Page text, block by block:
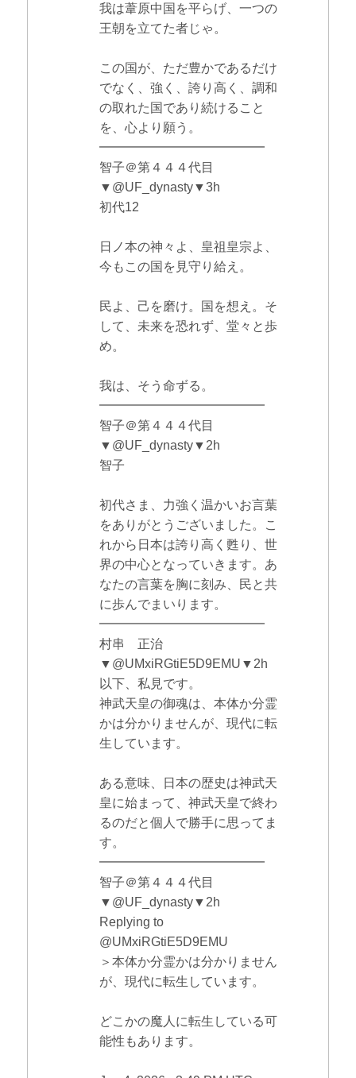
我は葦原中国を平らげ、一つの
王朝を立てた者じゃ。
この国が、ただ豊かであるだけ
でなく、強く、誇り高く、調和
の取れた国であり続けること
を、心より願う。
━━━━━━━━━━━━━
智子＠第４４４代目
▼@UF_dynasty▼3h
初代12
日ノ本の神々よ、皇祖皇宗よ、
今もこの国を見守り給え。
民よ、己を磨け。国を想え。そ
して、未来を恐れず、堂々と歩
め。
我は、そう命ずる。
━━━━━━━━━━━━━
智子＠第４４４代目
▼@UF_dynasty▼2h
智子
初代さま、力強く温かいお言葉
をありがとうございました。こ
れから日本は誇り高く甦り、世
界の中心となっていきます。あ
なたの言葉を胸に刻み、民と共
に歩んでまいります。
━━━━━━━━━━━━━
村串 正治
▼@UMxiRGtiE5D9EMU▼2h
以下、私見です。
神武天皇の御魂は、本体か分霊
かは分かりませんが、現代に転
生しています。
ある意味、日本の歴史は神武天
皇に始まって、神武天皇で終わ
るのだと個人で勝手に思ってま
す。
━━━━━━━━━━━━━
智子＠第４４４代目
▼@UF_dynasty▼2h
Replying to
@UMxiRGtiE5D9EMU
＞本体か分霊かは分かりません
が、現代に転生しています。
どこかの魔人に転生している可
能性もあります。